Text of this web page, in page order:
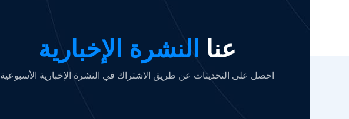
عنا النشرة الإخبارية
احصل على التحديثات عن طريق الاشتراك في النشرة الإخبارية الأسبوعية